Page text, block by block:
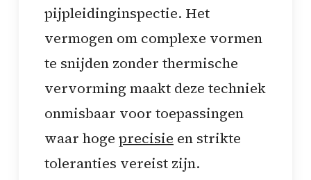
pijpleidinginspectie. Het
vermogen om complexe vormen
te snijden zonder thermische
vervorming maakt deze techniek
onmisbaar voor toepassingen
waar hoge precisie en strikte
toleranties vereist zijn.